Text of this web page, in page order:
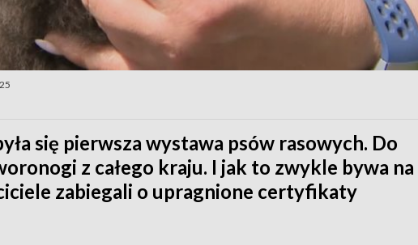
się pierwsza wystawa psów rasowych. Do
z całego kraju. I jak to zwykle bywa na
zabiegali o upragnione certyfikaty